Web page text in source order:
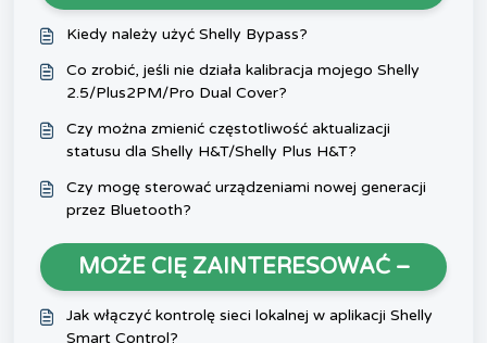
Kiedy należy użyć Shelly Bypass?
Co zrobić, jeśli nie działa kalibracja mojego Shelly
2.5/Plus2PM/Pro Dual Cover?
Czy można zmienić częstotliwość aktualizacji
statusu dla Shelly H&T/Shelly Plus H&T?
Czy mogę sterować urządzeniami nowej generacji
przez Bluetooth?
MOŻE CIĘ ZAINTERESOWAĆ –
Jak włączyć kontrolę sieci lokalnej w aplikacji Shelly
Smart Control?